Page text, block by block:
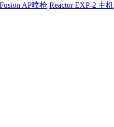
Fusion AP喷枪 Reactor EXP-2 主机